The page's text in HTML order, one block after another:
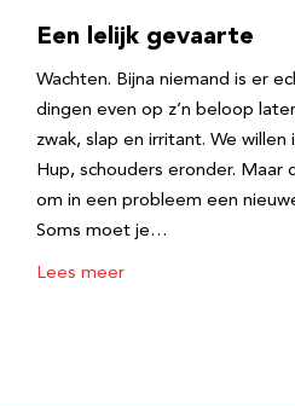
Een lelijk gevaarte
Wachten. Bijna niemand is er
dingen even op z’n beloop
zwak, slap en irritant. We
Hup, schouders eronder.
om in een probleem een
Soms moet je…
Lees meer